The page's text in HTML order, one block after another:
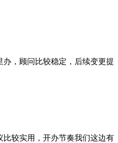
，顾问比较稳定，后续变更提
较实用，开办节奏我们这边有